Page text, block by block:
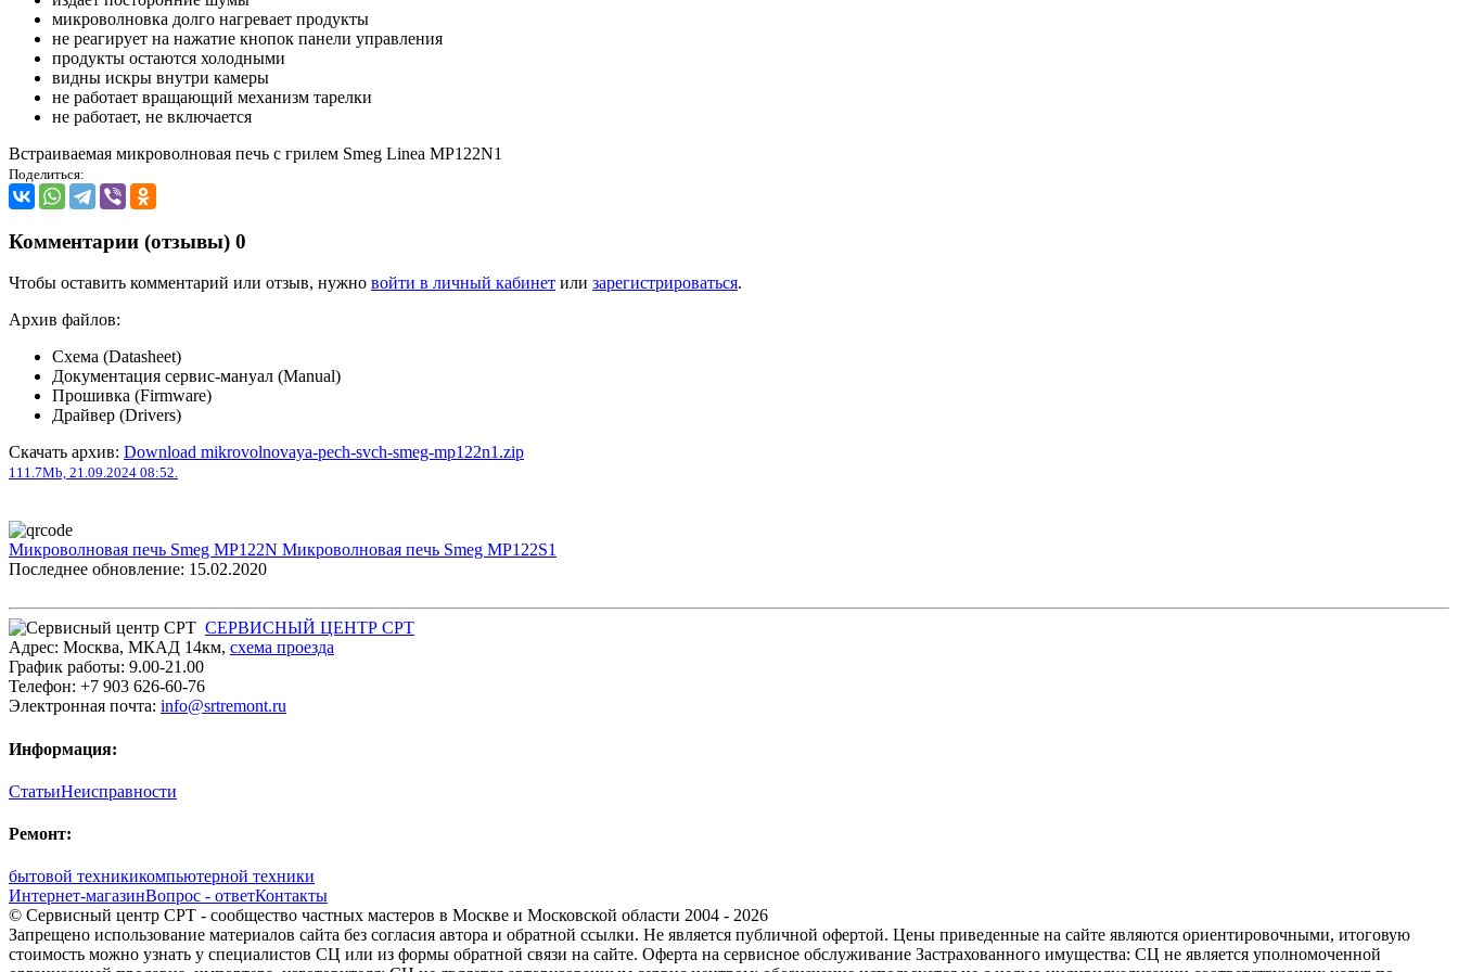
микроволновка долго нагревает продукты
не реагирует на нажатие кнопок панели управления
продукты остаются холодными
видны искры внутри камеры
не работает вращающий механизм тарелки
не работает, не включается
Встраиваемая микроволновая печь с грилем Smeg Linea MP122N1
Поделиться:
Комментарии (отзывы) 0
Чтобы оставить комментарий или отзыв, нужно войти в личный кабинет или зарегистрироваться.
Архив файлов:
Схема (Datasheet)
Документация сервис-мануал (Manual)
Прошивка (Firmware)
Драйвер (Drivers)
Скачать архив: Download mikrovolnovaya-pech-svch-smeg-mp122n1.zip
111.7Mb, 21.09.2024 08:52.
Микроволновая печь Smeg MP122N Микроволновая печь Smeg MP122S1
Последнее обновление: 15.02.2020
СЕРВИСНЫЙ ЦЕНТР СРТ
Адрес: Москва, МКАД 14км, cхема проезда
График работы: 9.00-21.00
Телефон: +7 903 626-60-76
Электронная почта: info@srtremont.ru
Информация:
СтатьиНеисправности
Ремонт:
бытовой техникикомпьютерной техники
Интернет-магазинВопрос - ответКонтакты
© Сервисный центр СРТ - сообщество частных мастеров в Москве и Московской области 2004 - 2026
Запрещено использование материалов сайта без согласия автора и обратной ссылки. Не является публичной офертой. Цены приведенные на сайте являются ориентировочными, итоговую
стоимость можно узнать у специалистов СЦ или из формы обратной связи на сайте. Оферта на сервисное обслуживание Застрахованного имущества: СЦ не является уполномоченной